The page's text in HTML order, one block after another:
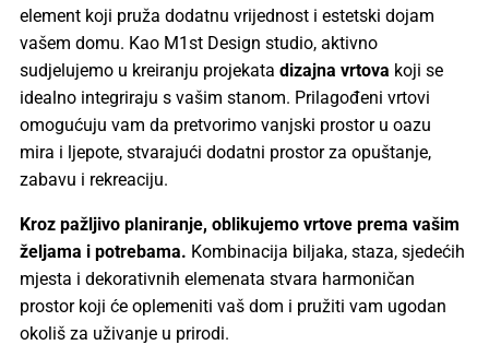
element koji pruža dodatnu vrijednost i estetski dojam
vašem domu. Kao M1st Design studio, aktivno
sudjelujemo u kreiranju projekata dizajna vrtova koji se
idealno integriraju s vašim stanom. Prilagođeni vrtovi
omogućuju vam da pretvorimo vanjski prostor u oazu
mira i ljepote, stvarajući dodatni prostor za opuštanje,
zabavu i rekreaciju.
Kroz pažljivo planiranje, oblikujemo vrtove prema vašim
željama i potrebama. Kombinacija biljaka, staza, sjedećih
mjesta i dekorativnih elemenata stvara harmoničan
prostor koji će oplemeniti vaš dom i pružiti vam ugodan
okoliš za uživanje u prirodi.